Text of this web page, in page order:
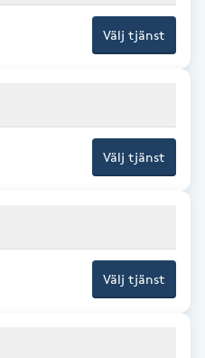
Välj tjänst
Välj tjänst
Välj tjänst